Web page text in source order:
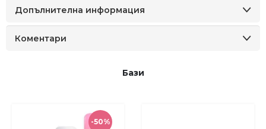
Допълнителна информация
Коментари
Бази
-50%